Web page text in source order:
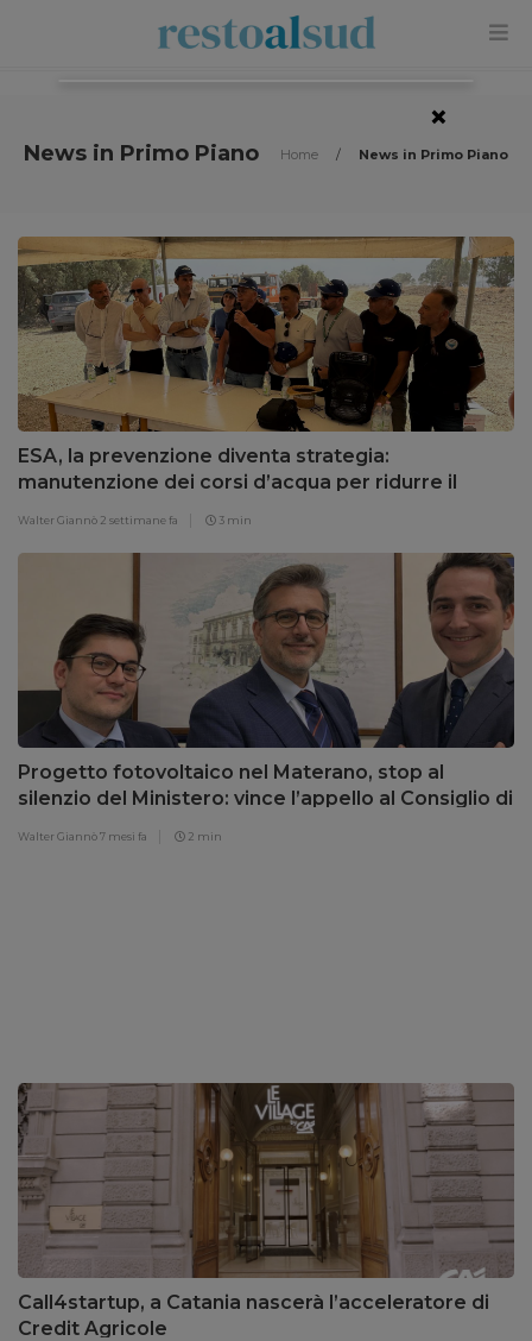
News in Primo Piano Home / News in Primo Piano
ESA, la prevenzione diventa strategia:
manutenzione dei corsi d’acqua per ridurre il
Walter Giannò 2 settimane fa 3 min
Progetto fotovoltaico nel Materano, stop al
silenzio del Ministero: vince l’appello al Consiglio di
Walter Giannò7 mesi fa 2 min
Call4startup, a Catania nascerà l’acceleratore di
Credit Agricole
×